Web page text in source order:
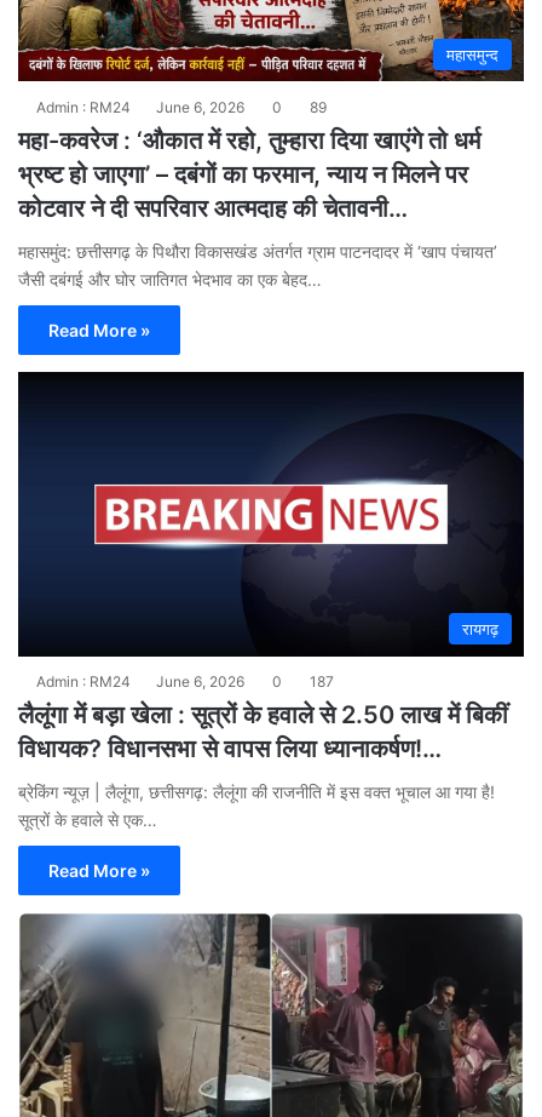
महासमुन्द
Admin : RM24 June 6, 2026 0 89
महा-कवरेज : ‘औकात में रहो, तुम्हारा दिया खाएंगे तो धर्म
भ्रष्ट हो जाएगा’ – दबंगों का फरमान, न्याय न मिलने पर
कोटवार ने दी सपरिवार आत्मदाह की चेतावनी…
महासमुंद: छत्तीसगढ़ के पिथौरा विकासखंड अंतर्गत ग्राम पाटनदादर में ‘खाप पंचायत’
जैसी दबंगई और घोर जातिगत भेदभाव का एक बेहद…
Read More »
रायगढ़
Admin : RM24 June 6, 2026 0 187
लैलूंगा में बड़ा खेला : सूत्रों के हवाले से 2.50 लाख में बिकीं
विधायक? विधानसभा से वापस लिया ध्यानाकर्षण!…
ब्रेकिंग न्यूज़ | लैलूंगा, छत्तीसगढ़: लैलूंगा की राजनीति में इस वक्त भूचाल आ गया है!
सूत्रों के हवाले से एक…
Read More »